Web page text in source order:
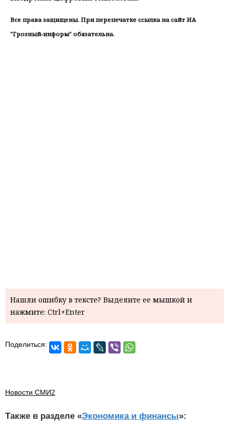
Все права защищены. При перепечатке ссылка на сайт ИА
"Грозный-информ" обязательна.
Нашли ошибку в тексте? Выделите ее мышкой и
нажмите: Ctrl+Enter
Поделиться:
Новости СМИ2
Также в разделе «Экономика и финансы»: